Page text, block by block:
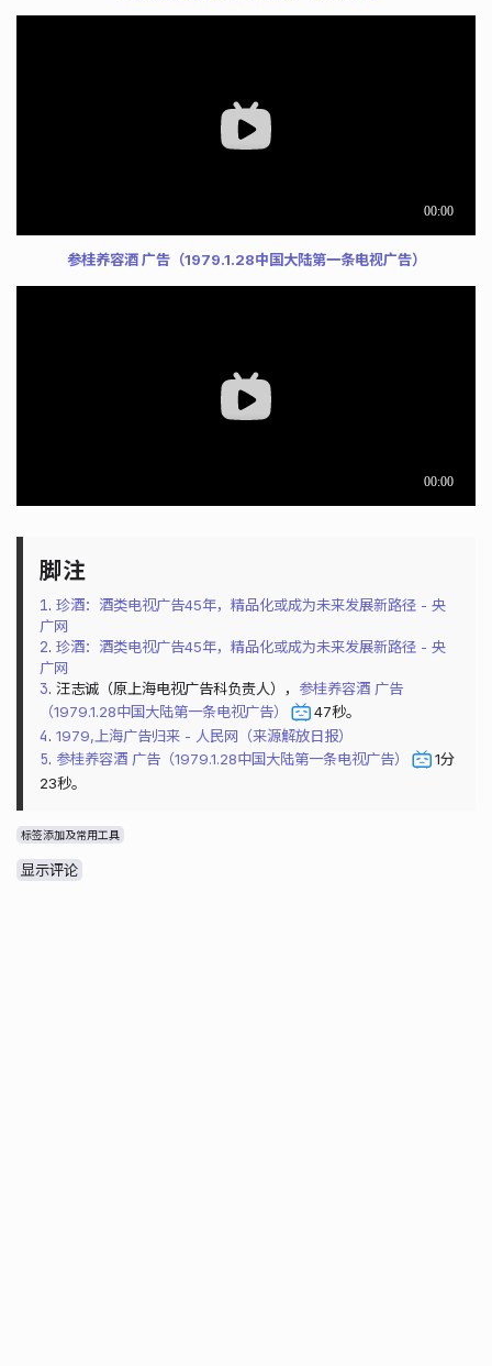
参桂养容酒 广告（1979.1.28中国大陆第一条电视广告）
1. 珍酒：酒类电视广告45年，精品化或成为未来发展新路径 - 央
广网
2. 珍酒：酒类电视广告45年，精品化或成为未来发展新路径 - 央
广网
3. 汪志诚（原上海电视广告科负责人）， 参桂养容酒 广告
（1979.1.28中国大陆第一条电视广告）
47秒。
4. 1979,上海广告归来 - 人民网（来源解放日报）
5. 参桂养容酒 广告（1979.1.28中国大陆第一条电视广告）
1分
23秒。
标签添加及常用工具
显示评论